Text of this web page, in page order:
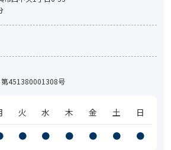
451380001308号
火 水 木 金 土
日
● ● ● ● ● ●